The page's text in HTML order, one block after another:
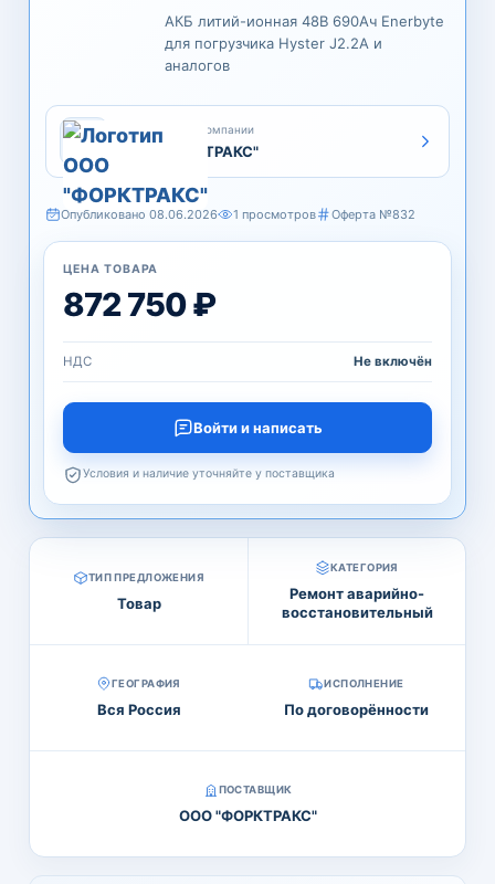
АКБ литий-ионная 48В 690Ач Enerbyte
для погрузчика Hyster J2.2A и
аналогов
Предложение компании
ООО "ФОРКТРАКС"
Опубликовано 08.06.2026 1 просмотров Оферта №832
ЦЕНА ТОВАРА
872 750 ₽
НДС Не включён
Войти и написать
Условия и наличие уточняйте у поставщика
ТИП ПРЕДЛОЖЕНИЯ
Товар
КАТЕГОРИЯ
Ремонт аварийно-
восстановительный
ГЕОГРАФИЯ
Вся Россия
ИСПОЛНЕНИЕ
По договорённости
ПОСТАВЩИК
ООО "ФОРКТРАКС"